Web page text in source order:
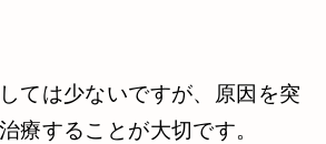
ては少ないですが、原因を突
療することが大切です。